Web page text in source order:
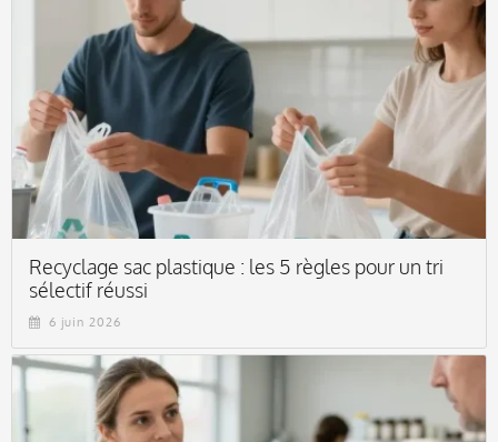
Recyclage sac plastique : les 5 règles pour un tri
sélectif réussi
6 juin 2026